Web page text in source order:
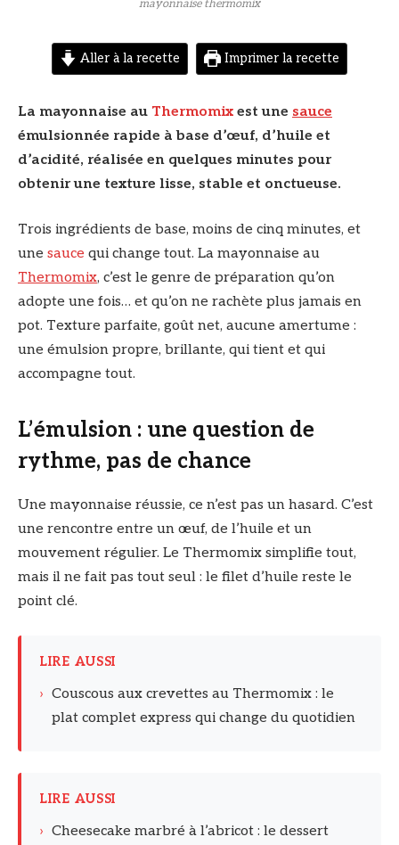
mayonnaise thermomix
Aller à la recette Imprimer la recette
La mayonnaise au Thermomix est une sauce
émulsionnée rapide à base d’œuf, d’huile et
d’acidité, réalisée en quelques minutes pour
obtenir une texture lisse, stable et onctueuse.
Trois ingrédients de base, moins de cinq minutes, et
une sauce qui change tout. La mayonnaise au
Thermomix, c’est le genre de préparation qu’on
adopte une fois… et qu’on ne rachète plus jamais en
pot. Texture parfaite, goût net, aucune amertume :
une émulsion propre, brillante, qui tient et qui
accompagne tout.
L’émulsion : une question de
rythme, pas de chance
Une mayonnaise réussie, ce n’est pas un hasard. C’est
une rencontre entre un œuf, de l’huile et un
mouvement régulier. Le Thermomix simplifie tout,
mais il ne fait pas tout seul : le filet d’huile reste le
point clé.
LIRE AUSSI
› Couscous aux crevettes au Thermomix : le
plat complet express qui change du quotidien
LIRE AUSSI
› Cheesecake marbré à l’abricot : le dessert